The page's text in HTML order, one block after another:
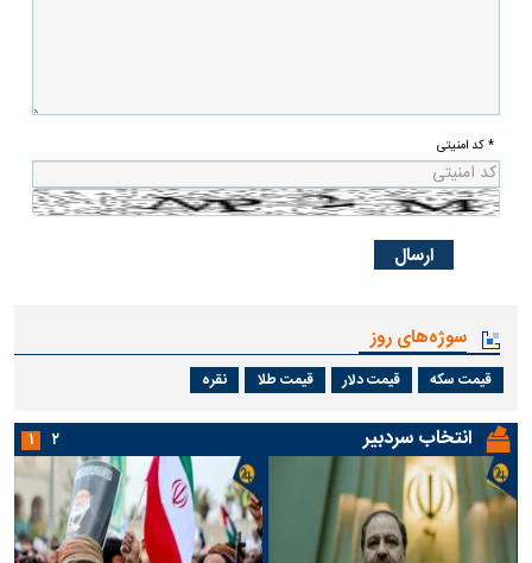
* کد امنیتی
سوژه‌های روز
قیمت سکه قیمت دلار قیمت طلا نقره
انتخاب سردبیر ۱ ۲